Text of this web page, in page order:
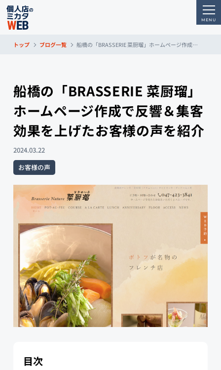
トップ ブログ一覧 船橋の「BRASSERIE 菜厨瑠」ホームページ作成で反響＆集客効果を上げたお客様の声を紹介
船橋の「BRASSERIE 菜厨瑠」
ホームページ作成で反響＆集客
効果を上げたお客様の声を紹介
2024.03.22
お客様の声
目次